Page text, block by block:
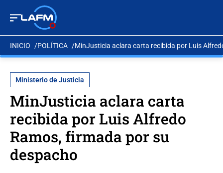
INICIO POLÍTICA MinJusticia aclara carta recibida por Luis
Ministerio de Justicia
MinJusticia aclara carta
recibida por Luis Alfredo
Ramos, firmada por su
despacho